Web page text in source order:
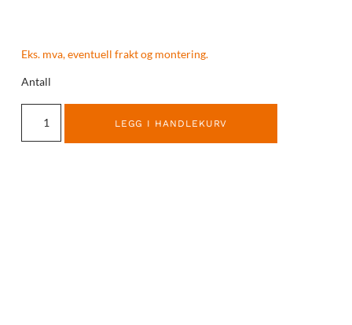
Eks. mva, eventuell frakt og montering.
Antall
LEGG I HANDLEKURV